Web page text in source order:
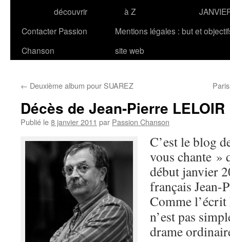
découvrir
à Z
Contacter Passion
Chanson
Mentions légales : but et
site web
← Deuxième album pour SUAREZ
Décès de Jean-Pierre LELOIR
Publié le8 janvier 2011 par Passion Chanson
C’est le blog
vous chante »
début janvier
français Jean-
Comme
n’est pas
drame